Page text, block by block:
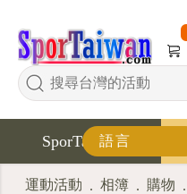
SporTaiwan
運動活動 . 相簿 . 購物 .